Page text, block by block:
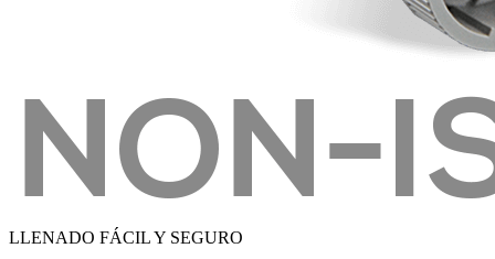
LLENADO FÁCIL Y SEGURO